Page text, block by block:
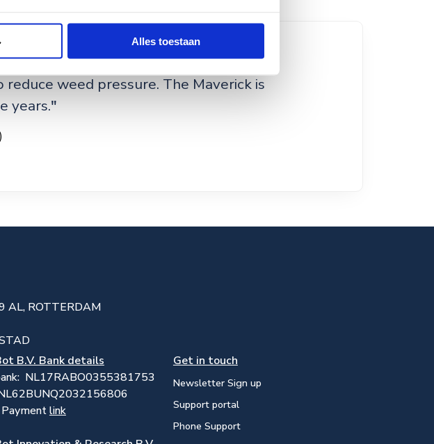
Alles toestaan
weed pressure. The Maverick is
years."
AL, ROTTERDAM
B.V. Bank details
NL17RABO0355381753
link
Get in touch
Newsletter Sign up
Support portal
Phone Support